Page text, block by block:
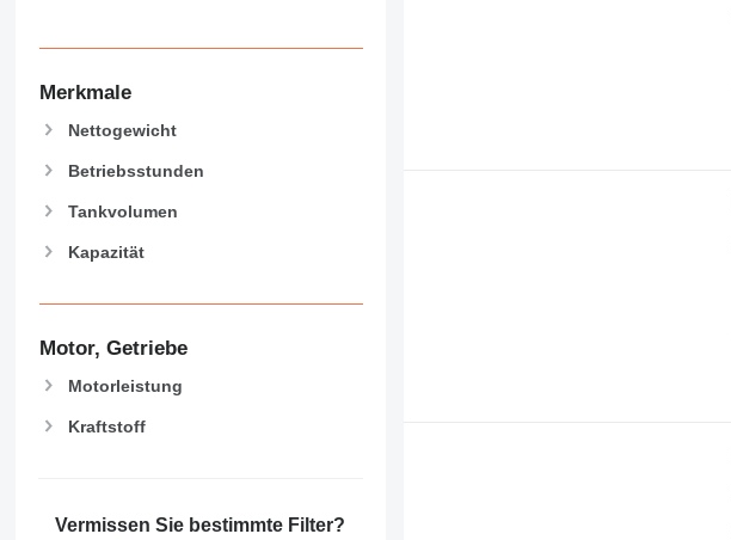
Merkmale
Nettogewicht
Betriebsstunden
Tankvolumen
Kapazität
Motor, Getriebe
Motorleistung
Kraftstoff
Vermissen Sie bestimmte Filter?